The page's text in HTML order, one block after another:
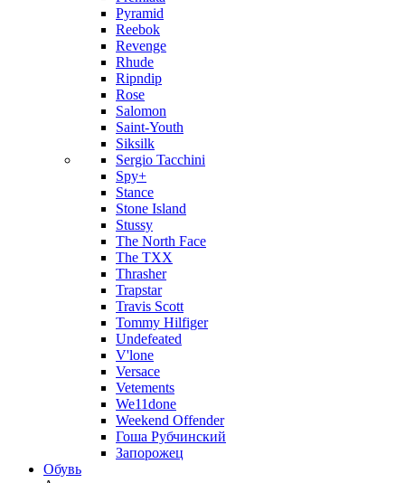
Pyramid
Reebok
Revenge
Rhude
Ripndip
Rose
Salomon
Saint-Youth
Siksilk
Sergio Tacchini
Spy+
Stance
Stone Island
Stussy
The North Face
The TXX
Thrasher
Trapstar
Travis Scott
Tommy Hilfiger
Undefeated
V'lone
Versace
Vetements
We11done
Weekend Offender
Гоша Рубчинский
Запорожец
Обувь